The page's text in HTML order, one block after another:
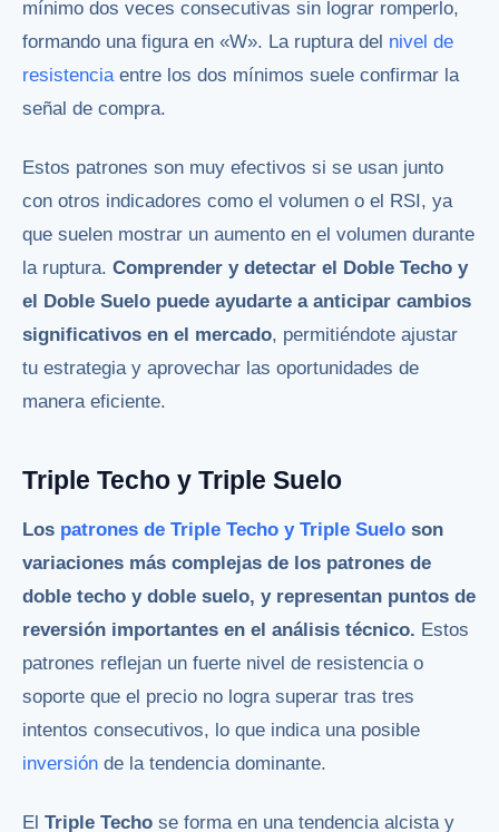
mínimo dos veces consecutivas sin lograr romperlo,
formando una figura en «W». La ruptura del nivel de
resistenciaentre los dos mínimos suele confirmar la
señal de compra.
Estos patrones son muy efectivos si se usan junto
con otros indicadores como el volumen o el RSI, ya
que suelen mostrar un aumento en el volumen durante
la ruptura. Comprender y detectar el Doble Techo y
el Doble Suelo puede ayudarte a anticipar cambios
significativos en el mercado, permitiéndote ajustar
tu estrategia y aprovechar las oportunidades de
manera eficiente.
Triple Techo y Triple Suelo
Los patrones de Triple Techo y Triple Suelo son
variaciones más complejas de los patrones de
doble techo y doble suelo, y representan puntos de
reversión importantes en el análisis técnico. Estos
patrones reflejan un fuerte nivel de resistencia o
soporte que el precio no logra superar tras tres
intentos consecutivos, lo que indica una posible
inversión de la tendencia dominante.
El Triple Techo se forma en una tendencia alcista y